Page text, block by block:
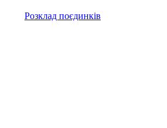
Розклад поєдинків